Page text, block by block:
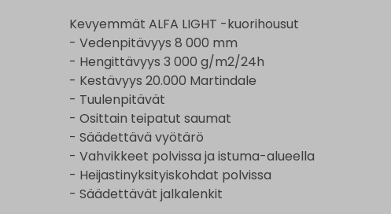
Kevyemmät ALFA LIGHT -kuorihousut
- Vedenpitävyys 8 000 mm
- Hengittävyys 3 000 g/m2/24h
- Kestävyys 20.000 Martindale
- Tuulenpitävät
- Osittain teipatut saumat
- Säädettävä vyötärö
- Vahvikkeet polvissa ja istuma-alueella
- Heijastinyksityiskohdat polvissa
- Säädettävät jalkalenkit